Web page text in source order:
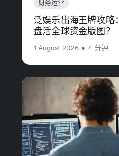
财务运营
泛娱乐出海王牌攻略
盘活全球资金版图？
1 August 2026 • 4 分钟